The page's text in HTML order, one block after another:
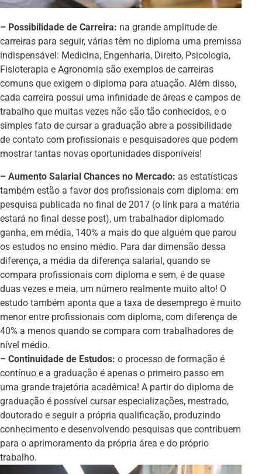
– Possibilidade de Carreira: na grande amplitude de
carreiras para seguir, várias têm no diploma uma premissa
indispensável: Medicina, Engenharia, Direito, Psicologia,
Fisioterapia e Agronomia são exemplos de carreiras
comuns que exigem o diploma para atuação. Além disso,
cada carreira possui uma infinidade de áreas e campos de
trabalho que muitas vezes não são tão conhecidos, e o
simples fato de cursar a graduação abre a possibilidade
de contato com profissionais e pesquisadores que podem
mostrar tantas novas oportunidades disponíveis!
– Aumento Salarial Chances no Mercado: as estatísticas
também estão a favor dos profissionais com diploma: em
pesquisa publicada no final de 2017 (o link para a matéria
estará no final desse post), um trabalhador diplomado
ganha, em média, 140% a mais do que alguém que parou
os estudos no ensino médio. Para dar dimensão dessa
diferença, a média da diferença salarial, quando se
compara profissionais com diploma e sem, é de quase
duas vezes e meia, um número realmente muito alto! O
estudo também aponta que a taxa de desemprego é muito
menor entre profissionais com diploma, com diferença de
40% a menos quando se compara com trabalhadores de
nível médio.
– Continuidade de Estudos: o processo de formação é
contínuo e a graduação é apenas o primeiro passo em
uma grande trajetória acadêmica! A partir do diploma de
graduação é possível cursar especializações, mestrado,
doutorado e seguir a própria qualificação, produzindo
conhecimento e desenvolvendo pesquisas que contribuem
para o aprimoramento da própria área e do próprio
trabalho.